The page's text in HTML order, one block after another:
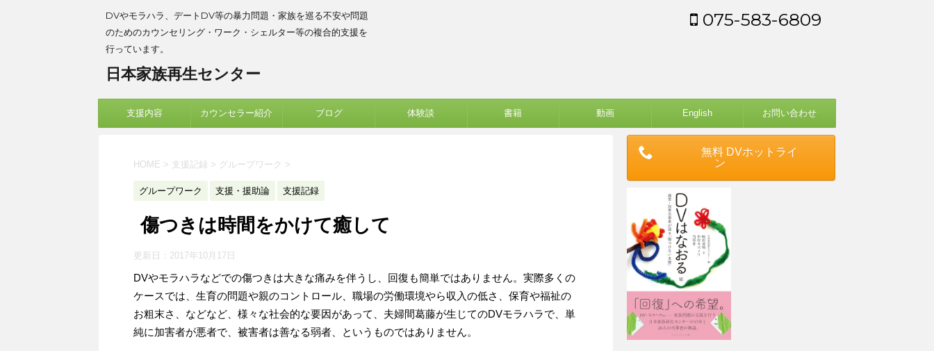
DVやモラハラ、デートDV等の暴力問題・家族を巡る不安や問題
のためのカウンセリング・ワーク・シェルター等の複合的支援を
行っています。
日本家族再生センター
075-583-6809
支援内容 カウンセラー紹介 ブログ 体験談 書籍 動画 English お問い合わせ
HOME > 支援記録 > グループワーク >
グループワーク 支援・援助論 支援記録
傷つきは時間をかけて癒して
更新日： 2017年10月17日
DVやモラハラなどでの傷つきは大きな痛みを伴うし、回復も簡単ではありません。実際多くの
ケースでは、生育の問題や親のコントロール、職場の労働環境やら収入の低さ、保育や福祉の
お粗末さ、などなど、様々な社会的な要因があって、夫婦間葛藤が生じてのDVモラハラで、単
純に加害者が悪者で、被害者は善なる弱者、というものではありません。
無料 DVホットライ
ン